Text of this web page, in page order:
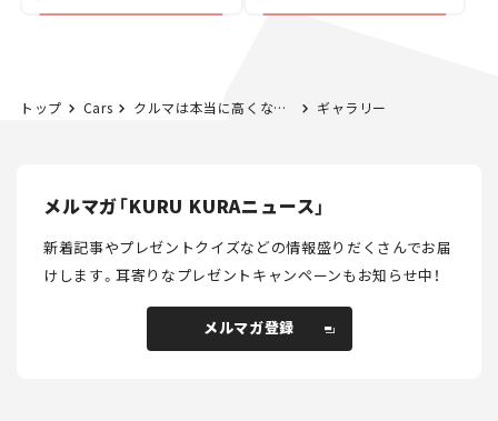
トップ Cars クルマは本当に高くなったのか？ 現在・10年・20年前を比較してわかった妥当な価格設定の理由。【クルマの経済学】 ギャラリー
メルマガ「KURU KURAニュース」
新着記事やプレゼントクイズなどの情報盛りだくさんでお届
けします。耳寄りなプレゼントキャンペーンもお知らせ中！
メルマガ登録